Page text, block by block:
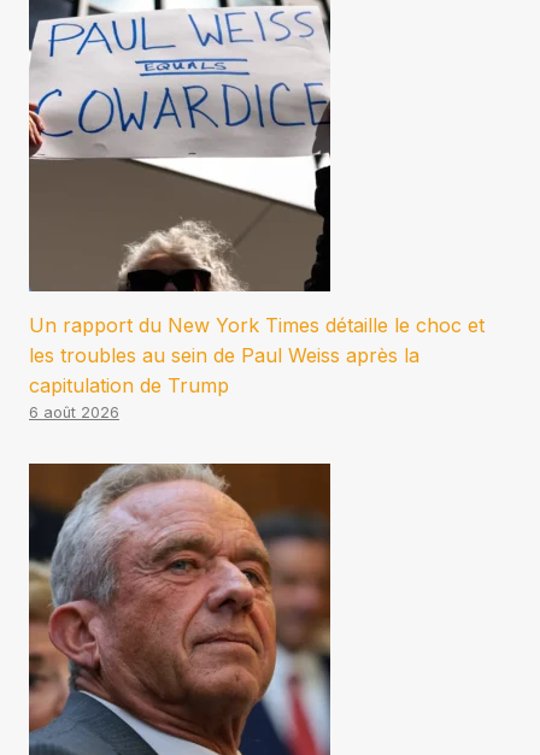
Un rapport du New York Times détaille le choc et
les troubles au sein de Paul Weiss après la
capitulation de Trump
6 août 2026